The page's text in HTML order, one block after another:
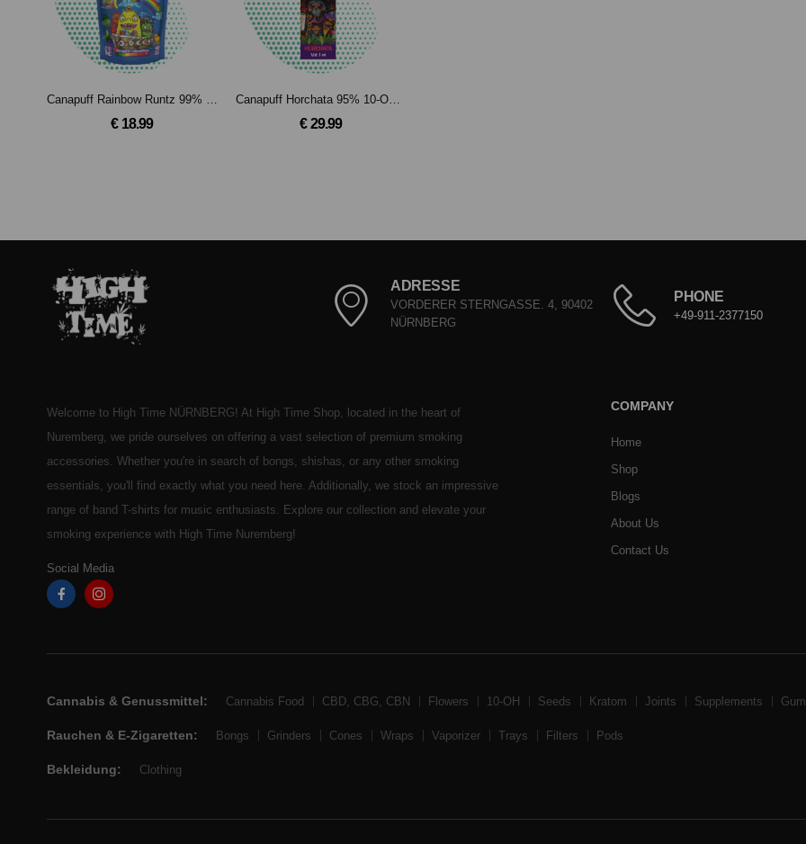
€ 18.99 € 29.99
ADRESSE
VORDERER STERNGASSE. 4, 90402
NÜRNBERG
PHONE
+49-911-2377150
Welcome to High Time NÜRNBERG! At High Time Shop, located in the heart of
Nuremberg, we pride ourselves on offering a vast selection of premium smoking
accessories. Whether you're in search of bongs, shishas, or any other smoking
essentials, you'll find exactly what you need here. Additionally, we stock an impressive
range of band T-shirts for music enthusiasts. Explore our collection and elevate your
smoking experience with High Time Nuremberg!
Social Media
COMPANY
Home
Shop
Blogs
About Us
Contact Us
Cannabis & Genussmittel: Cannabis Food CBD, CBG, CBN Flowers 10-OH Seeds Kratom Joints Supplements
Rauchen & E-Zigaretten: Bongs Grinders Cones Wraps Vaporizer Trays Filters Pods
Bekleidung: Clothing